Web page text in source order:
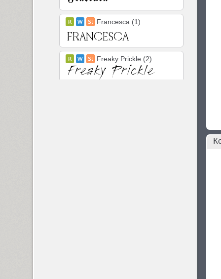
Francesca (1)
Freaky Prickle (2)